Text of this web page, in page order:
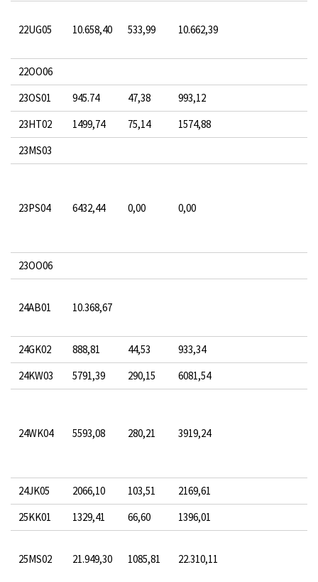
22UG05 10.658,40 533,99 10.662,39
22OO06
23OS01
945.74 47,38
993,12
23HT02
1499,74 75,14
1574,88
23MS03
23PS04 6432,44 0,00 0,00
23OO06
24AB01 10.368,67
24GK02 888,81 44,53
933,34
24KW03
5791,39 290,15 6081,54
24WK04 5593,08 280,21 3919,24
24JK05 2066,10 103,51
2169,61
25KK01
1329,41 66,60 1396,01
25MS02 21.949,30 1085,81 22.310,11